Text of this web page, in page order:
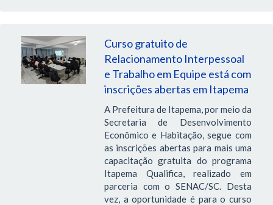
Curso gratuito de
Relacionamento Interpessoal
e Trabalho em Equipe está com
inscrições abertas em Itapema
A Prefeitura de Itapema, por meio da
Secretaria de Desenvolvimento
Econômico e Habitação, segue com
as inscrições abertas para mais uma
capacitação gratuita do programa
Itapema Qualifica, realizado em
parceria com o SENAC/SC. Desta
vez, a oportunidade é para o curso